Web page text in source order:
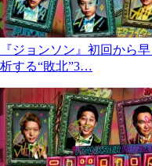
『ジョンソン』初回から
析する“敗北”3…